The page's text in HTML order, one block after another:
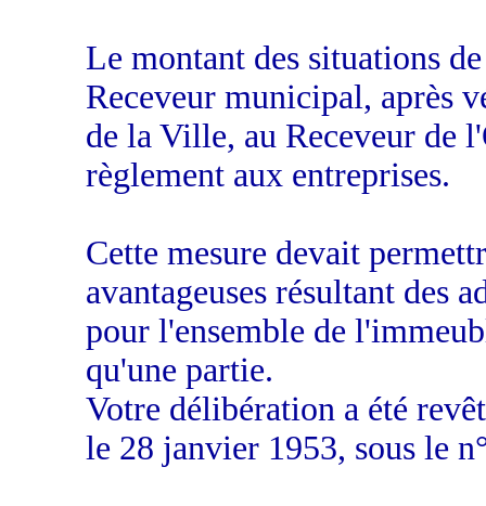
Le montant des situations
Receveur municipal, après
de la Ville, au Receveur de
règlement aux entreprises.
Cette mesure devait
avantageuses résultant des
pour l'ensemble de
qu'une partie.
Votre délibération a été
le 28 janvier 1953, sous le